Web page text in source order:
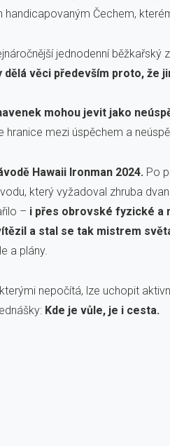
Čechem,
jednodenní
dělá věci především proto, že
mohou jevit jako
mezi úspěchem a
Hawaii Ironman 2024. Po
který vyžadoval zhruba
– i přes obrovské fyzické a
a stal se tak mistrem
a plány.
nepočítá, lze uchopit
Kde je vůle, je i cesta.